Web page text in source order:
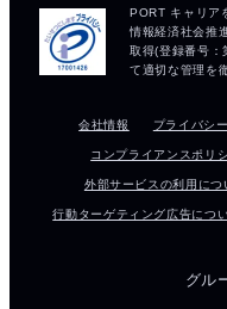
会社情報 プライバシ
コンプライアンスポリ
外部サービスの利用につ
行動ターゲティング広告につ